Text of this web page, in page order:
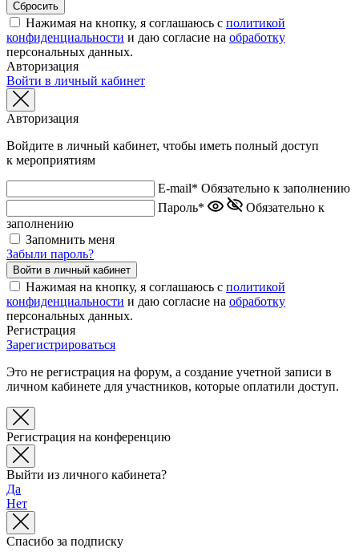
Нажимая на кнопку, я соглашаюсь с политикой
конфиденциальности и даю согласие на обработку
персональных данных.
Авторизация
Войти в личный кабинет
Авторизация
Войдите в личный кабинет, чтобы иметь полный доступ
к мероприятиям
E-mail* Обязательно к заполнению
Пароль*
Обязательно к
заполнению
Запомнить меня
Забыли пароль?
Нажимая на кнопку, я соглашаюсь с политикой
конфиденциальности и даю согласие на обработку
персональных данных.
Регистрация
Зарегистрироваться
Это не регистрация на форум, а создание учетной записи в
личном кабинете для участников, которые оплатили доступ.
Регистрация на конференцию
Выйти из личного кабинета?
Да
Нет
Спасибо за подписку